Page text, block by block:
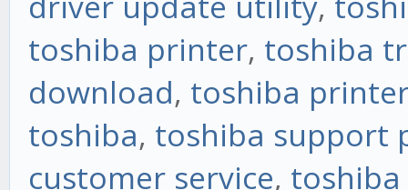
toshiba printer, toshiba
download, toshiba
toshiba, toshiba support
customer service,